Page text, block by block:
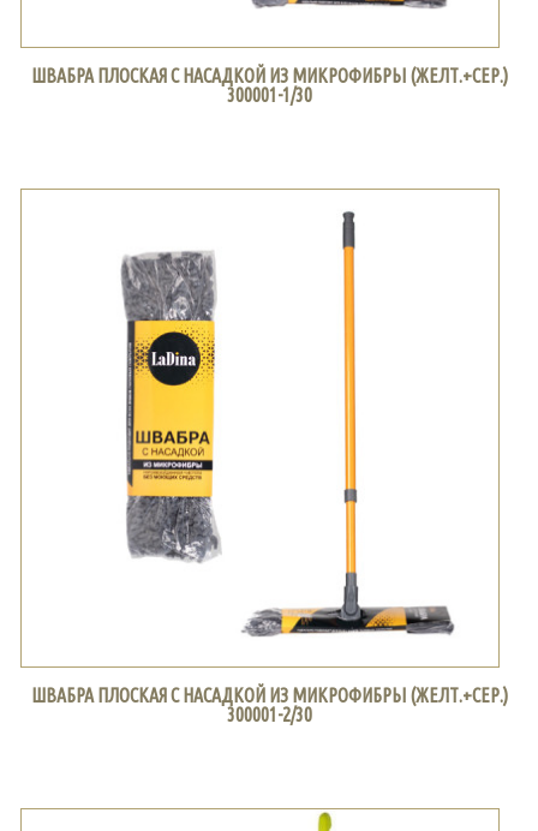
ШВАБРА ПЛОСКАЯ С НАСАДКОЙ ИЗ МИКРОФИБРЫ (ЖЕЛТ.+СЕР.)
300001-1/30
ШВАБРА ПЛОСКАЯ С НАСАДКОЙ ИЗ МИКРОФИБРЫ (ЖЕЛТ.+СЕР.)
300001-2/30